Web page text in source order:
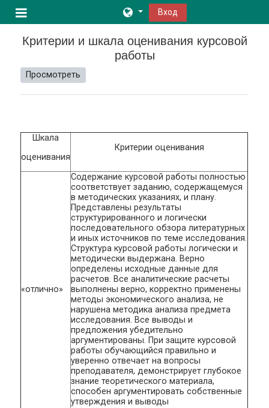
Боковая панель
Вход
Критерии и шкала оценивания курсовой
работы
Просмотреть
Шкала
оценивания
Критерии оценивания
«отлично»
Содержание курсовой работы полностью
соответствует заданию, содержащемуся
в методических указаниях, и плану.
Представлены результаты
структурированного и логически
последовательного обзора литературных
и иных источников по теме исследования.
Структура курсовой работы логически и
методически выдержана. Верно
определены исходные данные для
расчетов. Все аналитические расчеты
выполнены верно, корректно применены
методы экономического анализа, не
нарушена методика анализа предмета
исследования. Все выводы и
предложения убедительно
аргументированы. При защите курсовой
работы обучающийся правильно и
уверенно отвечает на вопросы
преподавателя, демонстрирует глубокое
знание теоретического материала,
способен аргументировать собственные
утверждения и выводы